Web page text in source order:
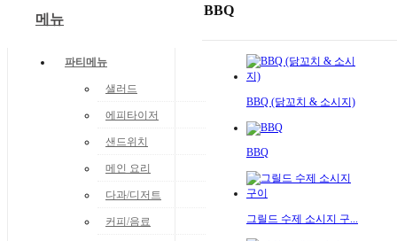
메뉴
파티메뉴
샐러드
에피타이저
샌드위치
메인 요리
다과/디저트
커피/음료
BBQ
BBQ (닭꼬치 & 소시지)
BBQ
그릴드 수제 소시지 구...